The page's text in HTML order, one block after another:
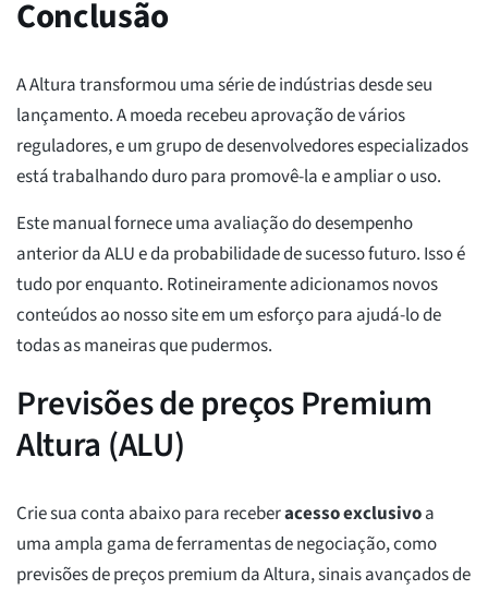
Conclusão
A Altura transformou uma série de indústrias desde seu
lançamento. A moeda recebeu aprovação de vários
reguladores, e um grupo de desenvolvedores especializados
está trabalhando duro para promovê-la e ampliar o uso.
Este manual fornece uma avaliação do desempenho
anterior da ALU e da probabilidade de sucesso futuro. Isso é
tudo por enquanto. Rotineiramente adicionamos novos
conteúdos ao nosso site em um esforço para ajudá-lo de
todas as maneiras que pudermos.
Previsões de preços Premium
Altura (ALU)
Crie sua conta abaixo para receberacesso exclusivoa
uma ampla gama de ferramentas de negociação, como
previsões de preços premium da Altura, sinais avançados de